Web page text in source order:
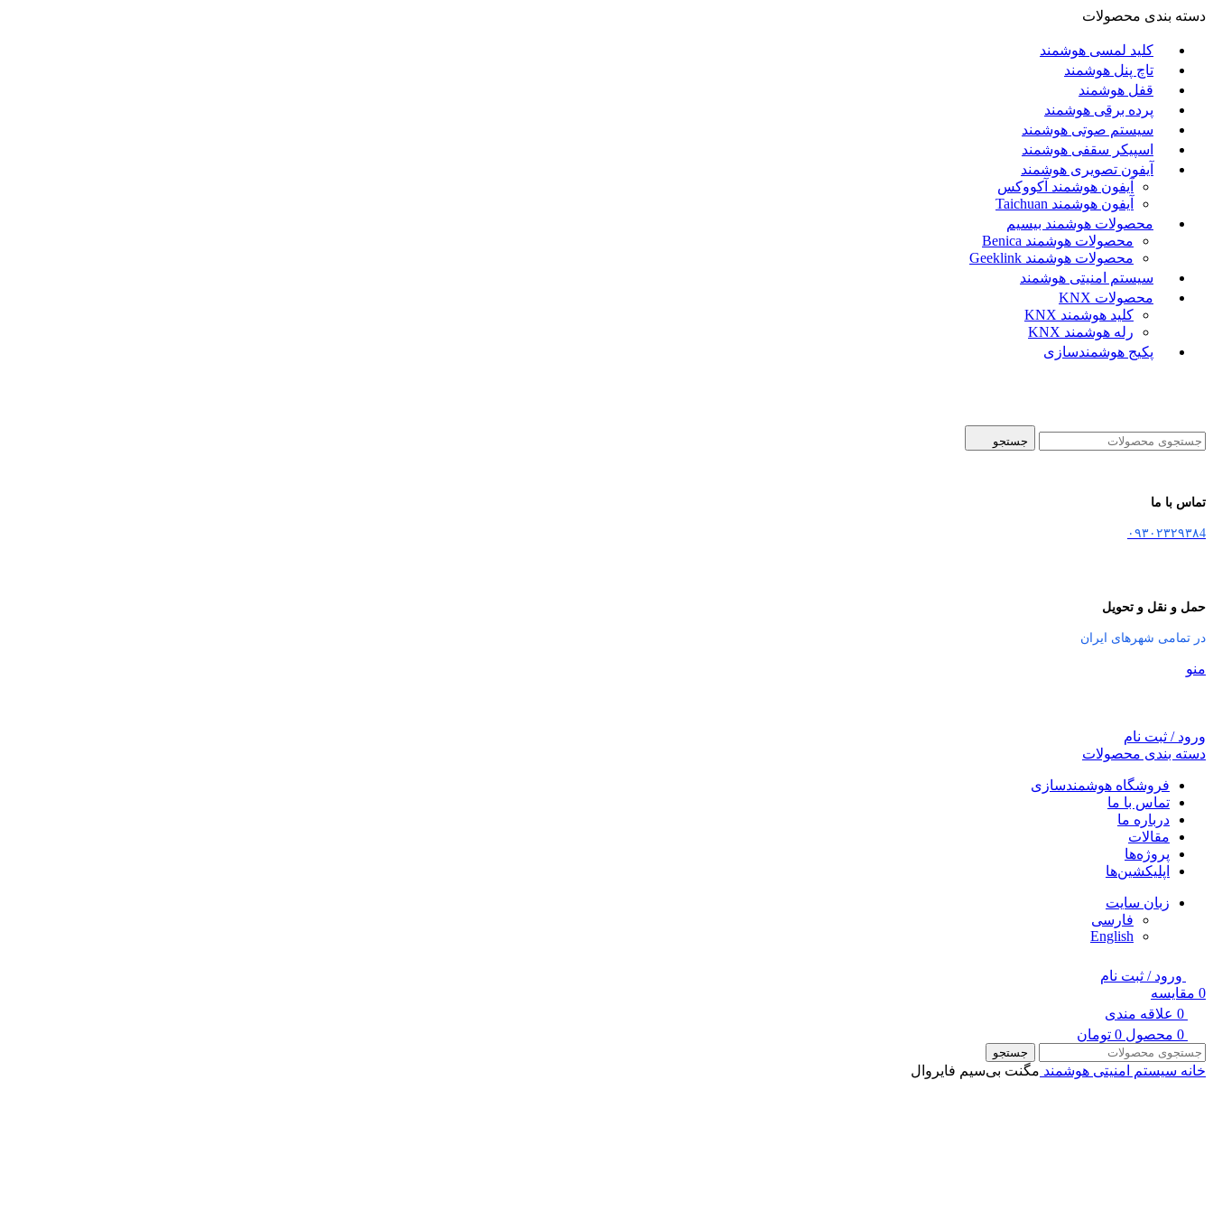
دسته بندی محصولات
کلید لمسی هوشمند
تاچ پنل هوشمند
قفل هوشمند
پرده برقی هوشمند
سیستم صوتی هوشمند
اسپیکر سقفی هوشمند
آیفون تصویری هوشمند
آيفون هوشمند آکووکس
آیفون هوشمند Taichuan
محصولات هوشمند بیسیم
محصولات هوشمند Benica
محصولات هوشمند Geeklink
سیستم امنیتی هوشمند
محصولات KNX
کلید هوشمند KNX
رله هوشمند KNX
پکیج هوشمندسازی
جستجو
تماس با ما
۰۹۳۰۲۳۲۹۳۸4
حمل و نقل و تحویل
در تمامی شهرهای ایران
منو
ورود / ثبت نام
دسته بندی محصولات
فروشگاه هوشمندسازی
تماس با ما
درباره ما
مقالات
پروژه‌ها
اپلیکشین‌ها
زبان سایت
فارسی
English
ورود / ثبت نام
0 مقایسه
0 علاقه مندی
0 محصول 0 تومان
جستجو
خانه سیستم امنیتی هوشمند مگنت بی‌سیم فایروال